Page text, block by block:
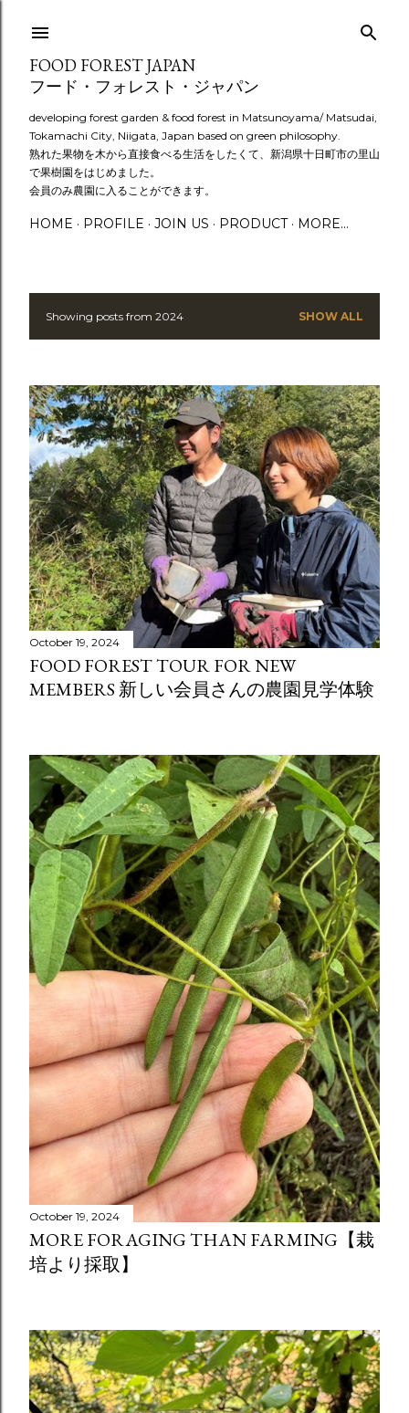
FOOD FOREST JAPAN
フード・フォレスト・ジャパン
developing forest garden & food forest in Matsunoyama/ Matsudai,
Tokamachi City, Niigata, Japan based on green philosophy.
熟れた果物を木から直接食べる生活をしたくて、新潟県十日町市の里山
で果樹園をはじめました。
会員のみ農園に入ることができます。
HOME PROFILE JOIN US PRODUCT MORE…
P
s
t
s
Showing posts from 2024 SHOW ALL
October 19, 2024
FOOD FOREST TOUR FOR NEW
MEMBERS 新しい会員さんの農園見学体験
October 19, 2024
MORE FORAGING THAN FARMING【栽
培より採取】